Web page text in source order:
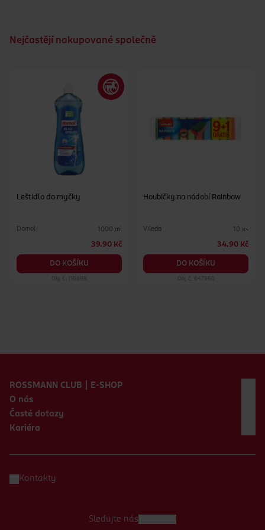
Nejčastějí nakupované společně
Leštidlo do myčky
Domol 1000 ml
39.90 Kč
DO KOŠÍKU
Obj. č.: 116688
Houbičky na nádobí Rainbow
Vileda 10 ks
34.90 Kč
DO KOŠÍKU
Obj. č.: 647960
ROSSMANN CLUB | E-SHOP
O nás
Časté dotazy
Kariéra
Kontakty
Sledujte nás